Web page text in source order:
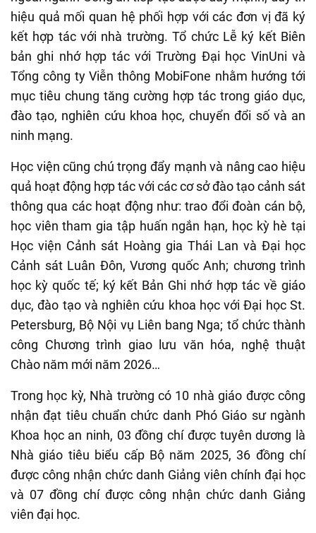
hiệu quả mối quan hệ phối hợp với các đơn vị đã ký
kết hợp tác với nhà trường. Tổ chức Lễ ký kết Biên
bản ghi nhớ hợp tác với Trường Đại học VinUni và
Tổng công ty Viễn thông MobiFone nhằm hướng tới
mục tiêu chung tăng cường hợp tác trong giáo dục,
đào tạo, nghiên cứu khoa học, chuyển đổi số và an
ninh mạng.
Học viện cũng chú trọng đẩy mạnh và nâng cao hiệu
quả hoạt động hợp tác với cáccơ sở đào tạo cảnh sát
thông qua các hoạt động như: trao đổi đoàn cán bộ,
học viên tham gia tập huấn ngắn hạn, học kỳ hè tại
Học viện Cảnh sát Hoàng gia Thái Lan và Đại học
Cảnh sát Luân Đôn, Vương quốc Anh; chương trình
học kỳ quốc tế; ký kết Bản Ghi nhớ hợp tác về giáo
dục, đào tạo và nghiên cứu khoa học với Đại học St.
Petersburg, Bộ Nội vụ Liên bang Nga; tổ chức thành
công Chương trình giao lưu văn hóa, nghệ thuật
Chào năm mới năm 2026…
Trong học kỳ, Nhà trường có 10 nhà giáo được công
nhận đạt tiêu chuẩn chức danh Phó Giáo sư ngành
Khoa học an ninh, 03 đồng chí được tuyên dương là
Nhà giáo tiêu biểu cấp Bộ năm 2025, 36 đồng chí
được công nhận chức danh Giảng viên chính đại học
và 07 đồng chí được công nhận chức danh Giảng
viên đại học.